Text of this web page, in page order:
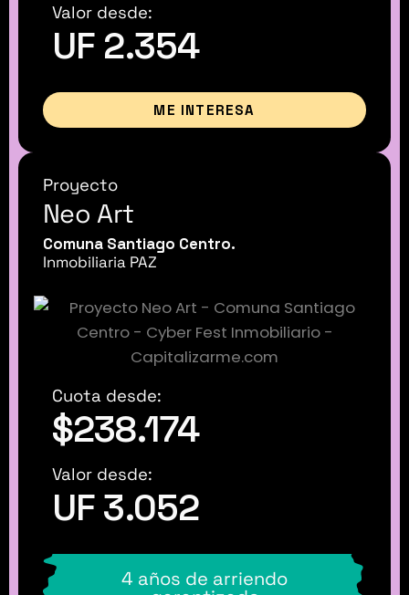
Valor desde:
UF 2.354
ME INTERESA
Proyecto
Neo Art
Comuna Santiago Centro.
Inmobiliaria PAZ
Cuota desde:
$238.174
Valor desde:
UF 3.052
4 años de arriendo